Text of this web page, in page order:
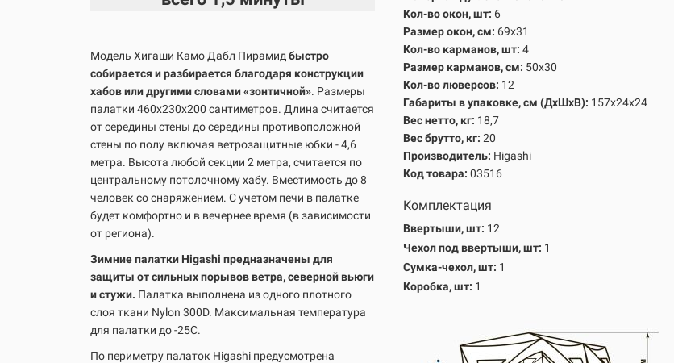
Модель Хигаши Камо Дабл Пирамид быстро
собирается и разбирается благодаря конструкции
хабов или другими словами «зонтичной». Размеры
палатки 460х230х200 сантиметров. Длина считается
от середины стены до середины противоположной
стены по полу включая ветрозащитные юбки - 4,6
метра. Высота любой секции 2 метра, считается по
центральному потолочному хабу. Вместимость до 8
человек со снаряжением. С учетом печи в палатке
будет комфортно и в вечернее время (в зависимости
от региона).
Зимние палатки Higashi предназначены для
защиты от сильных порывов ветра, северной вьюги
и стужи. Палатка выполнена из одного плотного
слоя ткани Nylon 300D. Максимальная температура
для палатки до -25С.
По периметру палаток Higashi предусмотрена
Кол-во окон, шт: 6
Размер окон, см: 69х31
Кол-во карманов, шт: 4
Размер карманов, см: 50х30
Кол-во люверсов: 12
Габариты в упаковке, см (ДхШхВ): 157х24х24
Вес нетто, кг: 18,7
Вес брутто, кг: 20
Производитель: Higashi
Код товара: 03516
Комплектация
Ввертыши, шт: 12
Чехол под ввертыши, шт: 1
Сумка-чехол, шт: 1
Коробка, шт: 1